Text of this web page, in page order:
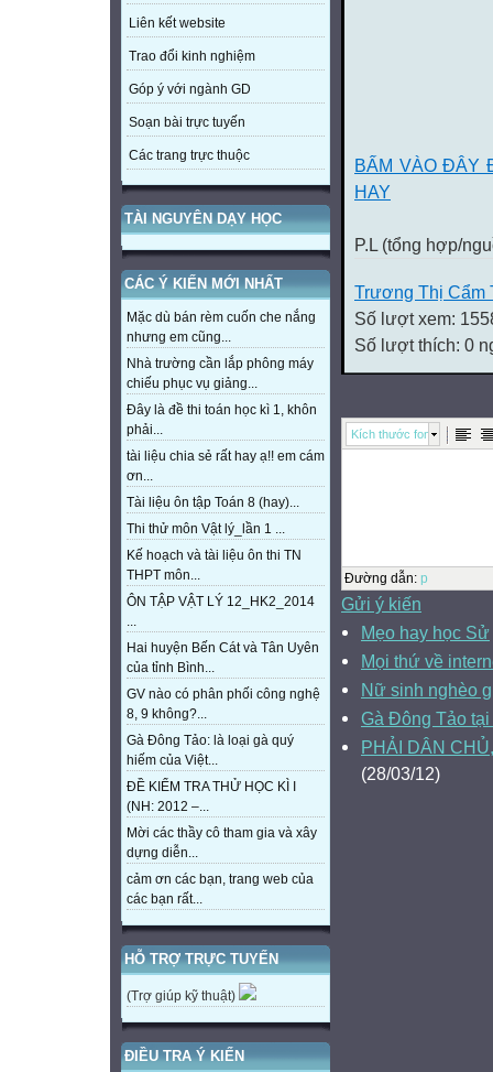
Liên kết website
Trao đổi kinh nghiệm
Góp ý với ngành GD
Soạn bài trực tuyến
Các trang trực thuộc
TÀI NGUYÊN DẠY HỌC
CÁC Ý KIẾN MỚI NHẤT
Mặc dù bán rèm cuốn che nắng
nhưng em cũng...
Nhà trường cần lắp phông máy
chiếu phục vụ giảng...
Đây là đề thi toán học kì 1, khôn
phải...
tài liệu chia sẻ rất hay ạ!! em cám
ơn...
Tài liệu ôn tập Toán 8 (hay)...
Thi thử môn Vật lý_lần 1 ...
Kế hoạch và tài liệu ôn thi TN
THPT môn...
ÔN TẬP VẬT LÝ 12_HK2_2014
...
Hai huyện Bến Cát và Tân Uyên
của tỉnh Bình...
GV nào có phân phối công nghệ
8, 9 không?...
Gà Đông Tảo: là loại gà quý
hiếm của Việt...
ĐỀ KIỂM TRA THỬ HỌC KÌ I
(NH: 2012 –...
Mời các thầy cô tham gia và xây
dựng diễn...
cảm ơn các bạn, trang web của
các bạn rất...
HỖ TRỢ TRỰC TUYẾN
(Trợ giúp kỹ thuật)
ĐIỀU TRA Ý KIẾN
BẤM VÀO ĐÂY
HAY
P.L (tổng hợp/
Trương Thị Cẩm
Số lượt xem:
Số lượt thích: 0
Kích thước font
Đường dẫn: p
Gửi ý kiến
Mẹo hay học Sử
Mọi thứ về
Nữ sinh nghèo
Gà Đông Tảo
PHẢI DÂN
(28/03/12)